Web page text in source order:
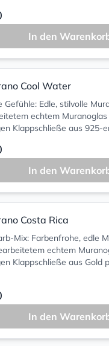
In den
Cool Water
Gefühle: Edle, stilvolle
echtem
Klappschließe aus 925-
In den
Costa Rica
Mix: Farbenfrohe, edle
echtem
Klappschließe aus Gold
In den